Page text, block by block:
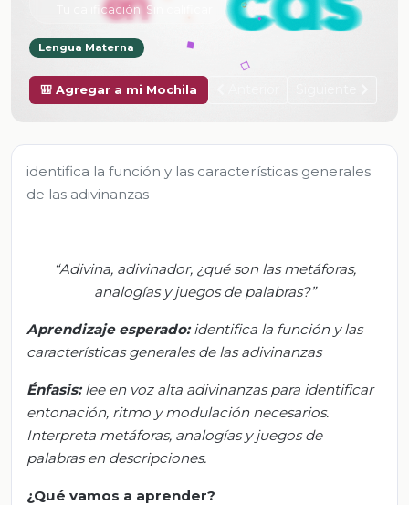
Tu calificación: Sin calificar
Lengua Materna
🎒 Agregar a mi Mochila
identifica la función y las características generales
de las adivinanzas
“Adivina, adivinador, ¿qué son las metáforas,
analogías y juegos de palabras?”
Aprendizaje esperado: identifica la función y las
características generales de las adivinanzas
Énfasis: lee en voz alta adivinanzas para identificar
entonación, ritmo y modulación necesarios.
Interpreta metáforas, analogías y juegos de
palabras en descripciones.
¿Qué vamos a aprender?